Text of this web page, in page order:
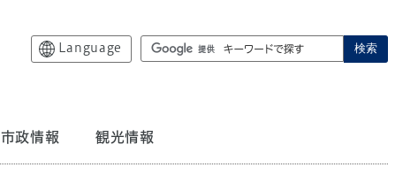
Language 検索
市政情報 観光情報